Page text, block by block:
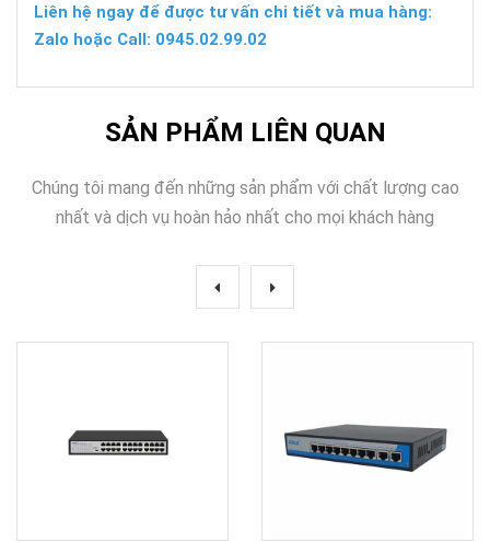
Liên hệ ngay để được tư vấn chi tiết và mua hàng:
Zalo hoặc Call: 0945.02.99.02
SẢN PHẨM LIÊN QUAN
Chúng tôi mang đến những sản phẩm với chất lượng cao
nhất và dịch vụ hoàn hảo nhất cho mọi khách hàng